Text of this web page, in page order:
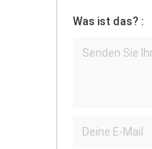
Was ist das? :